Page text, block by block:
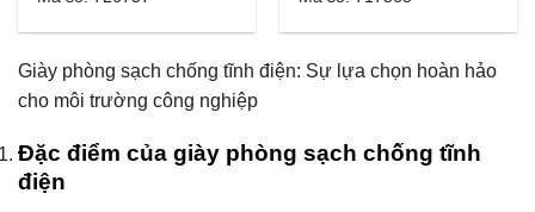
Giày phòng sạch chống tĩnh điện: Sự lựa chọn hoàn hảo
cho môi trường công nghiệp
Đặc điểm của giày phòng sạch chống tĩnh
điện